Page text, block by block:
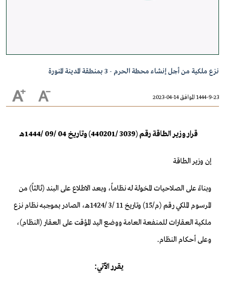
نزع ملكية من أجل إنشاء محطة الحرم - 3 بمنطقة المدينة المنورة
1444-9-23 الموافق 14-04-2023
قرار وزير الطاقة رقم (3039 /440201) وتاريخ 04 /09 /1444هـ
إن وزير الطاقة
وبناءً على الصلاحيات المخولة له نظاماً، وبعد الاطلاع على البند (ثالثاً) من
المرسوم الملكي رقم (م/15) وتاريخ 11 /3 /1424هـ، الصادر بموجبه نظام
نزع
ملكية العقارات للمنفعة العامة ووضع اليد المؤقت على العقار(النظام)،
وعلى أحكام النظام.
يقرر الآتي: